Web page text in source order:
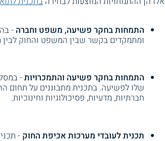
התמחות בחקר פשיעה, משפט וחברה-
ומתמקדים בקשר שבין המשפט והחוק לבין
התמחות בחקר פשיעה והתמכרויות-
שלו לפשיעה. בתכנית מתבוננים על תחום
חברתיות, מדעיות, פסיכולוגיות וחינוכיות.
תכנית לעובדי מערכות אכיפת החוק -